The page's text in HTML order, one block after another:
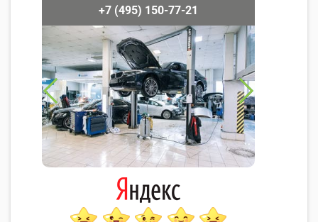
+7 (495) 150-77-21